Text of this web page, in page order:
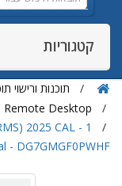
קטגוריות
תוכנות ורישוי
Remote Desktop
2025 CAL - 1
- DG7GMGF0PWHF